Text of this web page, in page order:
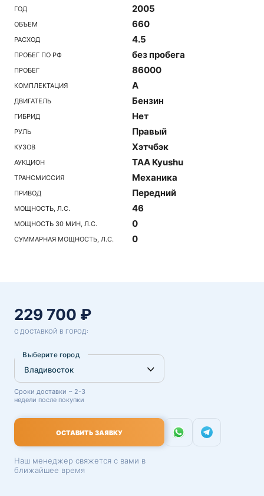
ГОД 2005
ОБЪЕМ 660
РАСХОД 4.5
ПРОБЕГ ПО РФ без пробега
ПРОБЕГ 86000
КОМПЛЕКТАЦИЯ A
ДВИГАТЕЛЬ Бензин
ГИБРИД Нет
РУЛЬ Правый
КУЗОВ Хэтчбэк
АУКЦИОН TAA Kyushu
ТРАНСМИССИЯ Механика
ПРИВОД Передний
МОЩНОСТЬ, Л.С. 46
МОЩНОСТЬ 30 МИН, Л.С. 0
СУММАРНАЯ МОЩНОСТЬ, Л.С. 0
229 700 ₽
С ДОСТАВКОЙ В ГОРОД:
Выберите город
Сроки доставки ~ 2-3
недели после покупки
ОСТАВИТЬ ЗАЯВКУ
Наш менеджер свяжется с вами в
ближайшее время